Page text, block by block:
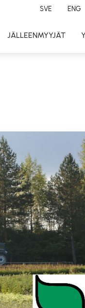
SVE ENG
JÄLLEENMYYJÄT